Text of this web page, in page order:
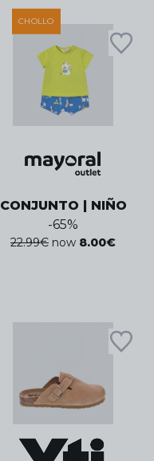
CHOLLO
CONJUNTO | NIÑO
-65%
22.99€ now 8.00€